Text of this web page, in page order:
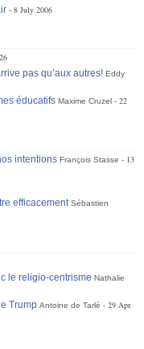
8 July 2006
pas qu’aux autres! Eddy
éducatifs Maxime Cruzel
22
intentions François Stasse
13
efficacement Sébastien
le religio-centrisme Nathalie
Trump Antoine de Tarlé
29 Apr.